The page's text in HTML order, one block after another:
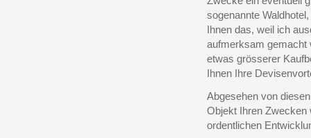
sogenannte
Ihnen das, weil ich
aufmerksam gemacht
etwas grösserer
Ihnen Ihre
Abgesehen von
Objekt Ihren Zwecken
ordentlichen